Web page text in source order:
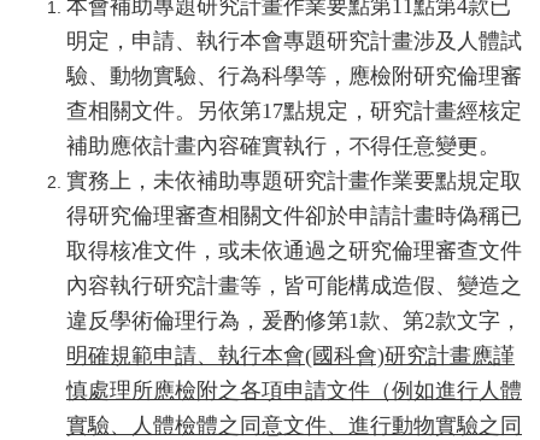
本會補助專題研究計畫作業要點第11點第4款已
明定，申請、執行本會專題研究計畫涉及人體試
驗、動物實驗、行為科學等，應檢附研究倫理審
查相關文件。另依第17點規定，研究計畫經核定
補助應依計畫內容確實執行，不得任意變更。
實務上，未依補助專題研究計畫作業要點規定取
得研究倫理審查相關文件卻於申請計畫時偽稱已
取得核准文件，或未依通過之研究倫理審查文件
內容執行研究計畫等，皆可能構成造假、變造之
違反學術倫理行為，爰酌修第1款、第2款文字，
明確規範申請、執行本會(國科會)研究計畫應謹
慎處理所應檢附之各項申請文件（例如進行人體
實驗、人體檢體之同意文件、進行動物實驗之同